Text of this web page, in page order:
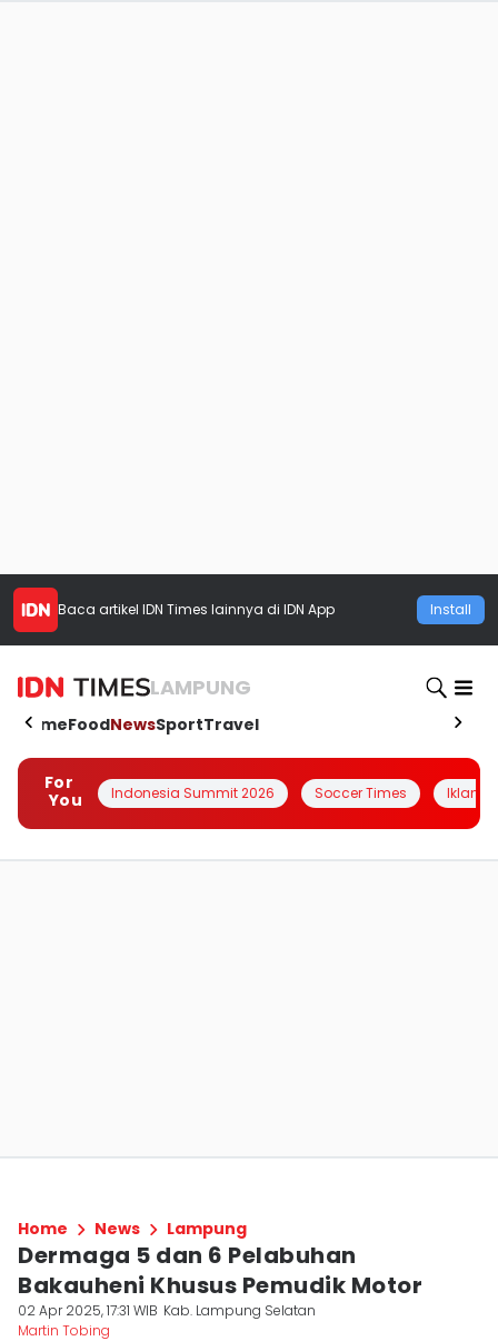
Baca artikel IDN Times lainnya di IDN App Install
LAMPUNG
HomeFoodNewsSportTravel
For
You
Indonesia Summit 2026 Soccer Times Iklanin
Home News Lampung
Dermaga 5 dan 6 Pelabuhan
Bakauheni Khusus Pemudik Motor
02 Apr 2025, 17:31 WIB Kab. Lampung Selatan
Martin Tobing